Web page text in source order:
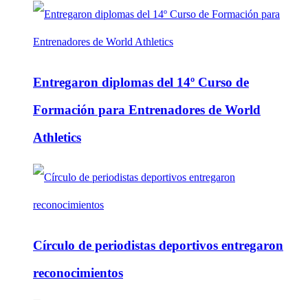
Entregaron diplomas del 14º Curso de
Formación para Entrenadores de World
Athletics
Círculo de periodistas deportivos entregaron
reconocimientos